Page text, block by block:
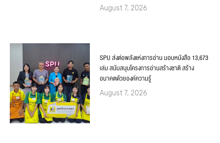
August 7, 2026
SPU ส่งต่อพลังแห่งการอ่าน มอบหนังสือ 13,673
เล่ม สนับสนุนโครงการอ่านสร้างชาติ สร้าง
อนาคตด้วยองค์ความรู้
August 7, 2026